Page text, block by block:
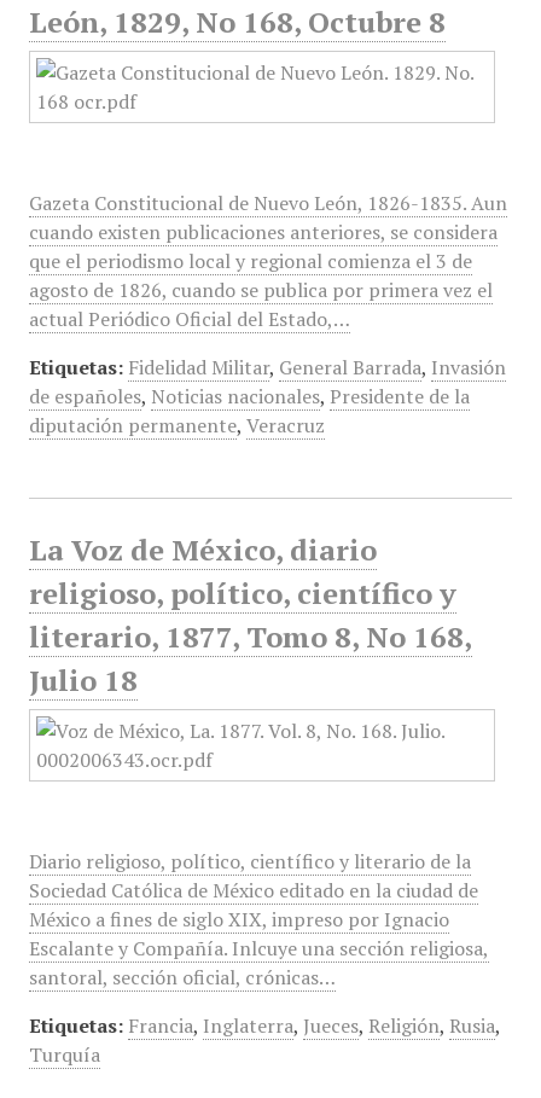
León, 1829, No 168, Octubre 8
Gazeta Constitucional de Nuevo León, 1826-1835. Aun
cuando existen publicaciones anteriores, se considera
que el periodismo local y regional comienza el 3 de
agosto de 1826, cuando se publica por primera vez el
actual Periódico Oficial del Estado,…
Etiquetas: Fidelidad Militar, General Barrada, Invasión
de españoles, Noticias nacionales, Presidente de la
diputación permanente, Veracruz
La Voz de México, diario
religioso, político, científico y
literario, 1877, Tomo 8, No 168,
Julio 18
Diario religioso, político, científico y literario de la
Sociedad Católica de México editado en la ciudad de
México a fines de siglo XIX, impreso por Ignacio
Escalante y Compañía. Inlcuye una sección religiosa,
santoral, sección oficial, crónicas…
Etiquetas: Francia, Inglaterra, Jueces, Religión, Rusia,
Turquía